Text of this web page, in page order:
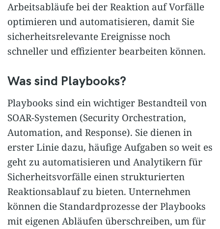
Arbeitsabläufe bei der Reaktion auf Vorfälle
optimieren und automatisieren, damit Sie
sicherheitsrelevante Ereignisse noch
schneller und effizienter bearbeiten können.
Was sind Playbooks?
Playbooks sind ein wichtiger Bestandteil von
SOAR-Systemen (Security Orchestration,
Automation, and Response). Sie dienen in
erster Linie dazu, häufige Aufgaben so weit es
geht zu automatisieren und Analytikern für
Sicherheitsvorfälle einen strukturierten
Reaktionsablauf zu bieten. Unternehmen
können die Standardprozesse der Playbooks
mit eigenen Abläufen überschreiben, um für